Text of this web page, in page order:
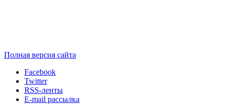
Полная версия сайта
Facebook
Twitter
RSS-ленты
E-mail рассылка